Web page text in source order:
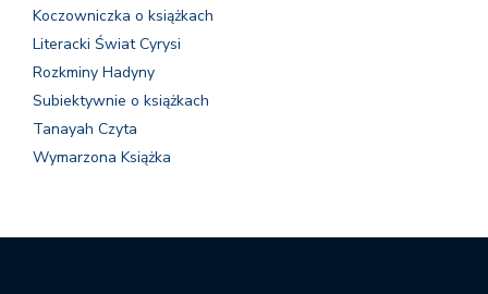
Koczowniczka o książkach
Literacki Świat Cyrysi
Rozkminy Hadyny
Subiektywnie o książkach
Tanayah Czyta
Wymarzona Książka